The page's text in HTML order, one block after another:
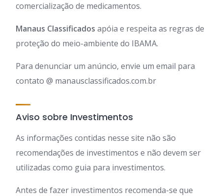
comercialização de medicamentos.
Manaus Classificados apóia e respeita as regras de
proteção do meio-ambiente do IBAMA.
Para denunciar um anúncio, envie um email para
contato @ manausclassificados.com.br
Aviso sobre Investimentos
As informações contidas nesse site não são
recomendações de investimentos e não devem ser
utilizadas como guia para investimentos.
Antes de fazer investimentos recomenda-se que